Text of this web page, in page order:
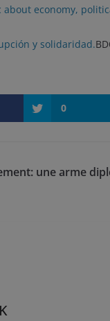
economy,
y solidaridad.
0
une arme